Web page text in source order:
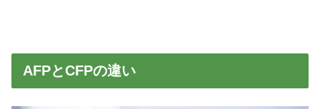
AFPとCFPの違い